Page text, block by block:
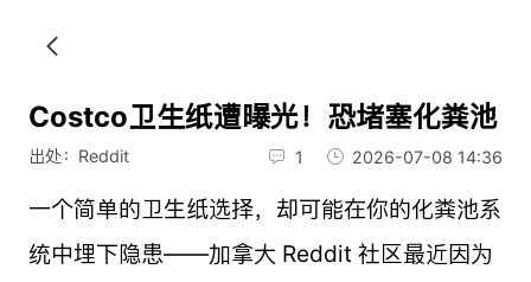
Costco卫生纸遭曝光！恐堵塞化粪池
出处：Reddit 1 2026-07-08 14:36
一个简单的卫生纸选择，却可能在你的化粪池系
统中埋下隐患——加拿大 Reddit 社区最近因为